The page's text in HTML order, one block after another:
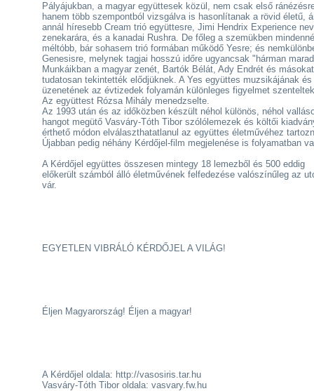
Pályájukban, a magyar együttesek közül, nem csak első
hanem több szempontból vizsgálva is hasonlítanak a rövid életű,
annál híresebb Cream trió együttesre, Jimi Hendrix Experience
zenekarára, és a kanadai Rushra. De főleg a szemükben
méltóbb, bár sohasem trió formában működő Yesre; és
Genesisre, melynek tagjai hosszú időre ugyancsak "hárman
Munkáikban a magyar zenét, Bartók Bélát, Ady Endrét és másokat
tudatosan tekintették elődjüknek. A Yes együttes muzsikájának és
üzenetének az évtizedek folyamán különleges figyelmet
Az együttest Rózsa Mihály menedzselte.
Az 1993 után és az időközben készült néhol különös, néhol
hangot megütő Vasváry-Tóth Tibor szólólemezek és költői
érthető módon elválaszthatatlanul az együttes életművéhez
Újabban pedig néhány Kérdőjel-film megjelenése is folyamatban
A Kérdőjel együttes összesen mintegy 18 lemezből és 500 eddig
előkerült számból álló életművének felfedezése valószínűleg az
vár.
EGYETLEN VIBRÁLÓ KÉRDŐJEL A VILÁG!
Éljen Magyarország! Éljen a magyar!
A Kérdőjel oldala: http://vasosiris.tar.hu
Vasváry-Tóth Tibor oldala: vasvary.fw.hu